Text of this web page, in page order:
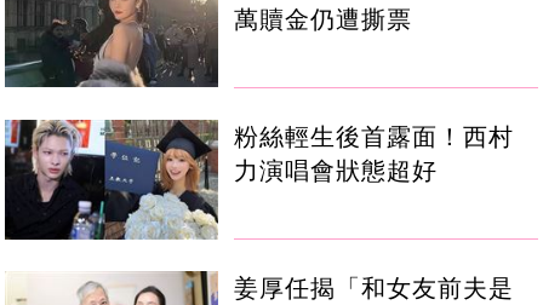
萬贖金仍遭撕票
粉絲輕生後首露面！西村
力演唱會狀態超好
姜厚任揭「和女友前夫是